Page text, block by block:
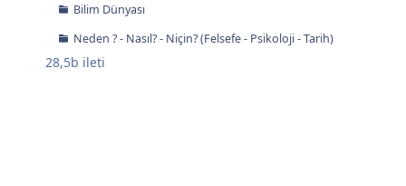
Bilim Dünyası
Neden ? - Nasıl? - Niçin? (Felsefe - Psikoloji - Tarih)
28,5b ileti